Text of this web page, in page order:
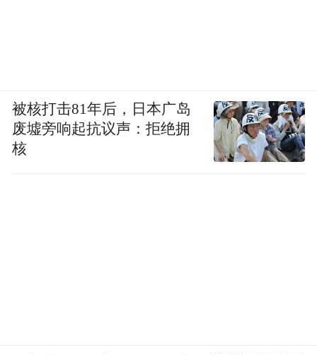
被核打击81年后，日本广岛
废墟旁响起抗议声：拒绝拥
核